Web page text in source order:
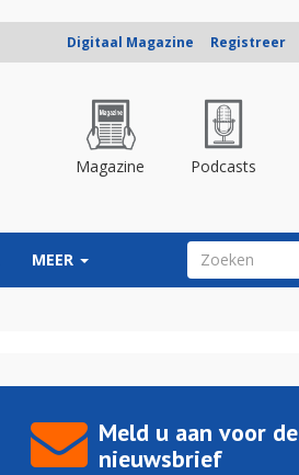
Digitaal Magazine Registreer
Magazine Podcasts
MEER ZOEKVELD
Meld u aan voor de
nieuwsbrief